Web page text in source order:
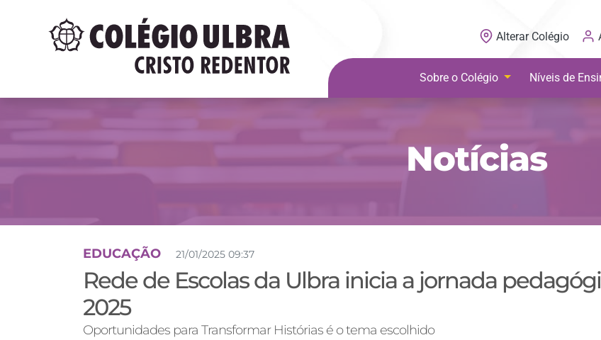
Alterar Colégio
Sobre o Colégio Níveis de
Notícias
EDUCAÇÃO 21/01/2025 09:37
Rede de Escolas da Ulbra inicia a jornada
2025
Oportunidades para Transformar Histórias é o tema escolhido